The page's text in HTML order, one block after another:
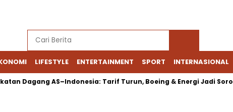
LIFESTYLE ENTERTAINMENT SPORT INTERNASIONAL
Dagang AS–Indonesia: Tarif Turun, Boeing & Energi Jadi Sorotan